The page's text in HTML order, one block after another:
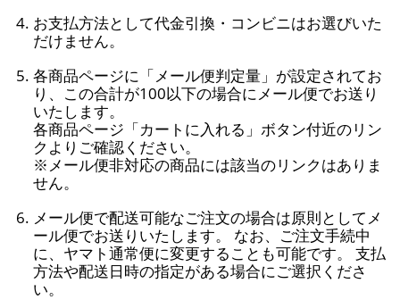
お支払方法として代金引換・コンビニはお選びいた
だけません。
各商品ページに「メール便判定量」が設定されてお
り、この合計が100以下の場合にメール便でお送り
いたします。
各商品ページ「カートに入れる」ボタン付近のリン
クよりご確認ください。
※メール便非対応の商品には該当のリンクはありま
せん。
メール便で配送可能なご注文の場合は原則としてメ
ール便でお送りいたします。 なお、ご注文手続中
に、ヤマト通常便に変更することも可能です。 支払
方法や配送日時の指定がある場合にご選択くださ
い。